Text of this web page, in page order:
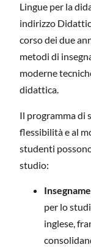
Lingue per la
indirizzo
corso dei due
metodi di
moderne
didattica.
Il programma di
flessibilità e al
studenti
studio:
per lo
inglese,